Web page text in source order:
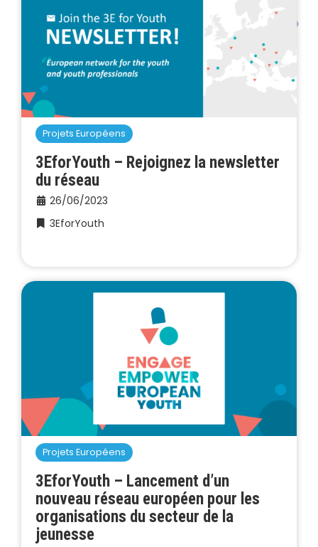
Projets Européens
3EforYouth – Rejoignez la newsletter
du réseau
26/06/2023
3EforYouth
Projets Européens
3EforYouth – Lancement d’un
nouveau réseau européen pour les
organisations du secteur de la
jeunesse